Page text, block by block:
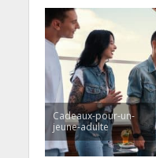
Cadeaux-pour-un-
jeune-adulte